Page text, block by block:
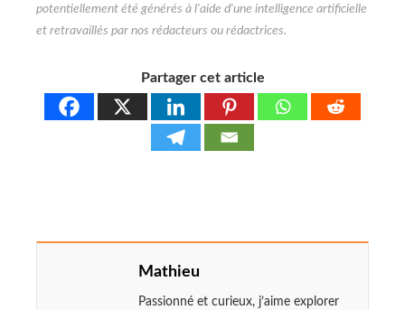
Partager cet article
Mathieu
Passionné et curieux, j’aime explorer